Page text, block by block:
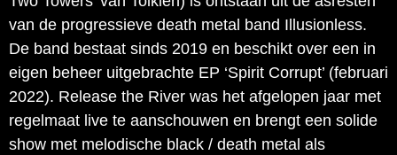
van de progressieve death metal band Illusionless.
De band bestaat sinds 2019 en beschikt over een in
eigen beheer uitgebrachte EP ‘Spirit Corrupt’ (februari
2022). Release the River was het afgelopen jaar met
regelmaat live te aanschouwen en brengt een solide
show met melodische black / death metal als